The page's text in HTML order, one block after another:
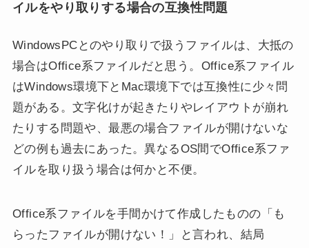
イルをやり取りする場合の互換性問題
WindowsPCとのやり取りで扱うファイルは、大抵の
場合はOffice系ファイルだと思う。Office系ファイル
はWindows環境下とMac環境下では互換性に少々問
題がある。文字化けが起きたりやレイアウトが崩れ
たりする問題や、最悪の場合ファイルが開けないな
どの例も過去にあった。異なるOS間でOffice系ファ
イルを取り扱う場合は何かと不便。
Office系ファイルを手間かけて作成したものの「も
らったファイルが開けない！」と言われ、結局